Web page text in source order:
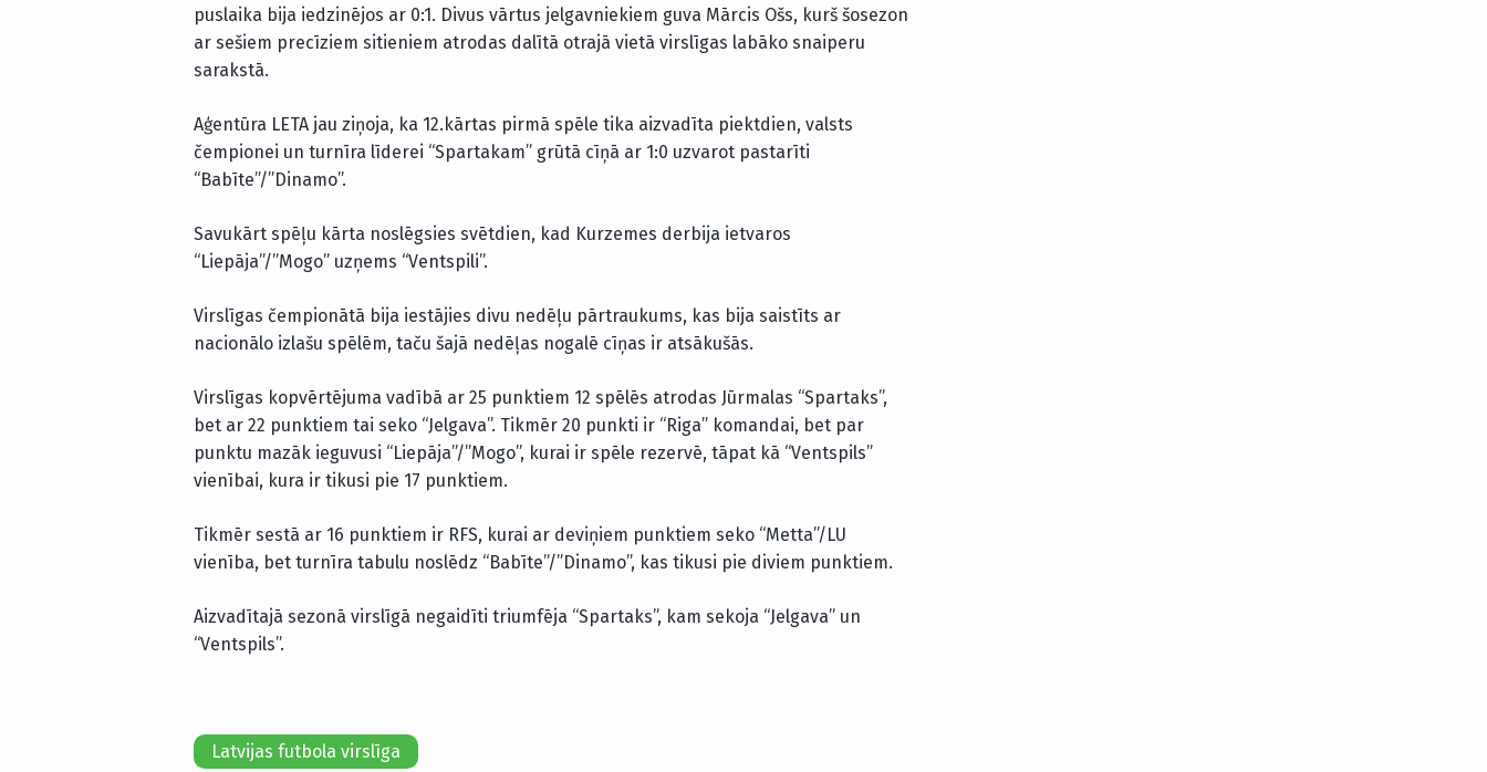
puslaika bija iedzinējos ar 0:1. Divus vārtus jelgavniekiem guva Mārcis Ošs, kurš šosezon
ar sešiem precīziem sitieniem atrodas dalītā otrajā vietā virslīgas labāko snaiperu
sarakstā.
Aģentūra LETA jau ziņoja, ka 12.kārtas pirmā spēle tika aizvadīta piektdien, valsts
čempionei un turnīra līderei “Spartakam” grūtā cīņā ar 1:0 uzvarot pastarīti
“Babīte”/”Dinamo”.
Savukārt spēļu kārta noslēgsies svētdien, kad Kurzemes derbija ietvaros
“Liepāja”/”Mogo” uzņems “Ventspili”.
Virslīgas čempionātā bija iestājies divu nedēļu pārtraukums, kas bija saistīts ar
nacionālo izlašu spēlēm, taču šajā nedēļas nogalē cīņas ir atsākušās.
Virslīgas kopvērtējuma vadībā ar 25 punktiem 12 spēlēs atrodas Jūrmalas “Spartaks”,
bet ar 22 punktiem tai seko “Jelgava”. Tikmēr 20 punkti ir “Riga” komandai, bet par
punktu mazāk ieguvusi “Liepāja”/”Mogo”, kurai ir spēle rezervē, tāpat kā “Ventspils”
vienībai, kura ir tikusi pie 17 punktiem.
Tikmēr sestā ar 16 punktiem ir RFS, kurai ar deviņiem punktiem seko “Metta”/LU
vienība, bet turnīra tabulu noslēdz “Babīte”/”Dinamo”, kas tikusi pie diviem punktiem.
Aizvadītajā sezonā virslīgā negaidīti triumfēja “Spartaks”, kam sekoja “Jelgava” un
“Ventspils”.
Latvijas futbola virslīga